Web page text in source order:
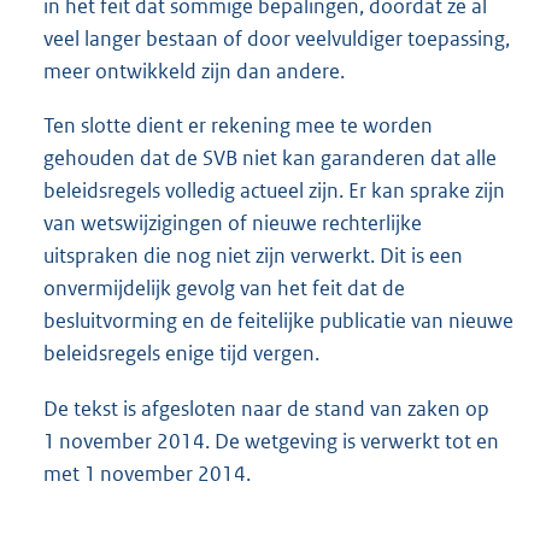
in het feit dat sommige bepalingen, doordat ze al
veel langer bestaan of door veelvuldiger toepassing,
meer ontwikkeld zijn dan andere.
Ten slotte dient er rekening mee te worden
gehouden dat de SVB niet kan garanderen dat alle
beleidsregels volledig actueel zijn. Er kan sprake zijn
van wetswijzigingen of nieuwe rechterlijke
uitspraken die nog niet zijn verwerkt. Dit is een
onvermijdelijk gevolg van het feit dat de
besluitvorming en de feitelijke publicatie van nieuwe
beleidsregels enige tijd vergen.
De tekst is afgesloten naar de stand van zaken op
1 november 2014. De wetgeving is verwerkt tot en
met 1 november 2014.